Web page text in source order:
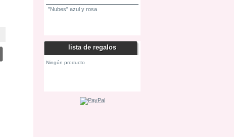
"Nubes" azul y rosa
lista de regalos
Ningún producto